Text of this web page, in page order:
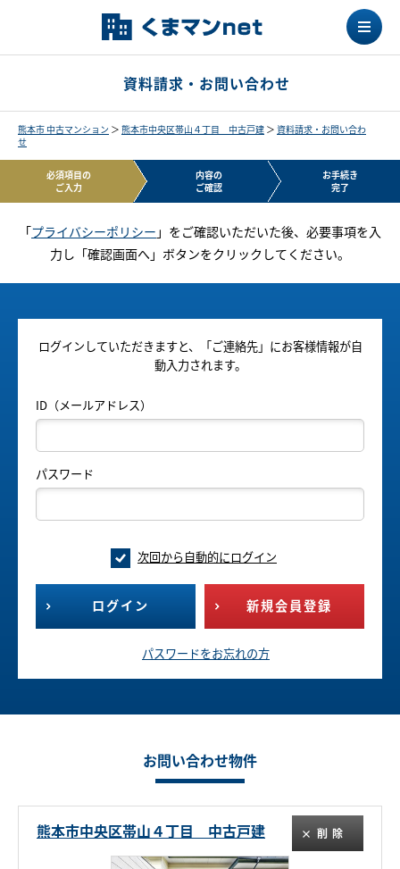
資料請求・お問い合わせ
熊本市 中古マンション ＞ 熊本市中央区帯山４丁目 中古戸建 ＞ 資料請求・お問い合わ
せ
必須項目の
ご入力
内容の
ご確認
お手続き
完了
「プライバシーポリシー 」をご確認いただいた後、必要事項を入
力し「確認画面へ」ボタンをクリックしてください。
ログインしていただきますと、「ご連絡先」にお客様情報が自
動入力されます。
ID（メールアドレス）
パスワード
次回から自動的にログイン
ログイン 新規会員登録
パスワードをお忘れの方
お問い合わせ物件
熊本市中央区帯山４丁目 中古戸建 削除